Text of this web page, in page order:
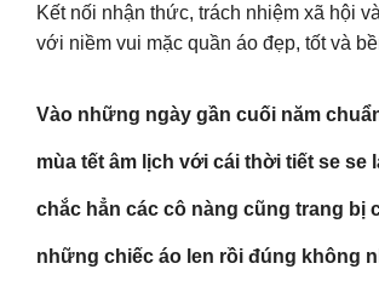
Kết nối nhận thức, trách nhiệm xã hội
với niềm vui mặc quần áo đẹp, tốt và
Vào những ngày gần cuối năm
mùa tết âm lịch với cái thời tiết se se
chắc hẳn các cô nàng cũng trang bị
những chiếc áo len rồi đúng không